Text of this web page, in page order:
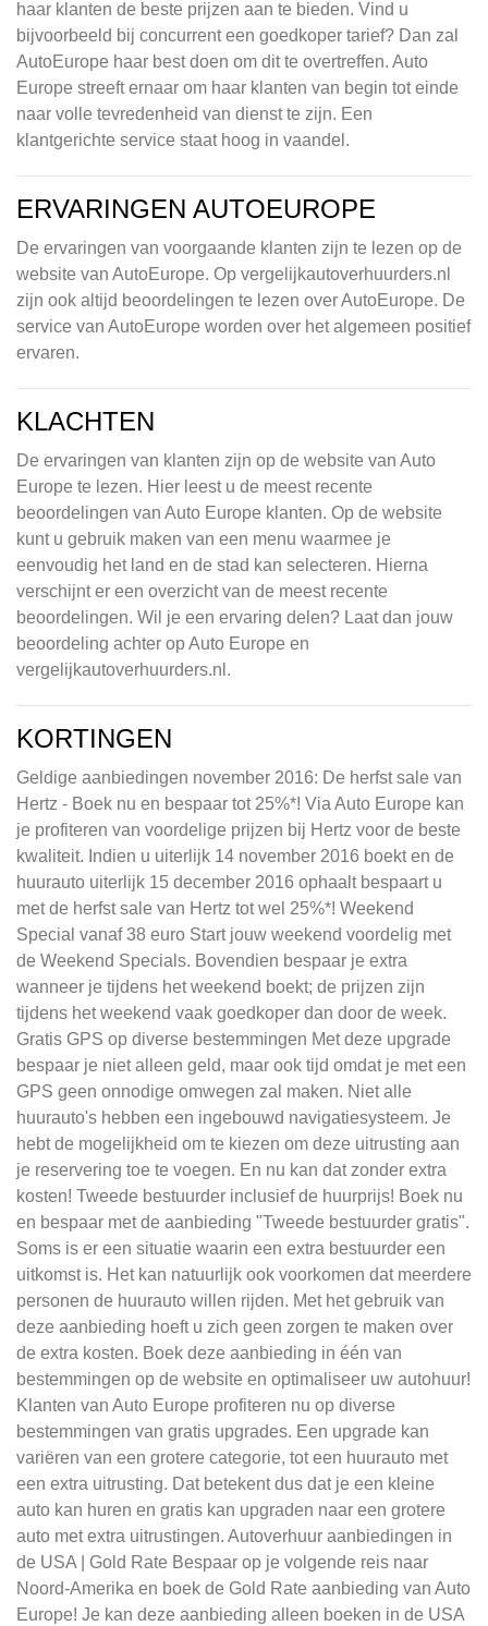
haar klanten de beste prijzen aan te bieden. Vind u
bijvoorbeeld bij concurrent een goedkoper tarief? Dan zal
AutoEurope haar best doen om dit te overtreffen. Auto
Europe streeft ernaar om haar klanten van begin tot einde
naar volle tevredenheid van dienst te zijn. Een
klantgerichte service staat hoog in vaandel.
ERVARINGEN AUTOEUROPE
De ervaringen van voorgaande klanten zijn te lezen op de
website van AutoEurope. Op vergelijkautoverhuurders.nl
zijn ook altijd beoordelingen te lezen over AutoEurope. De
service van AutoEurope worden over het algemeen positief
ervaren.
KLACHTEN
De ervaringen van klanten zijn op de website van Auto
Europe te lezen. Hier leest u de meest recente
beoordelingen van Auto Europe klanten. Op de website
kunt u gebruik maken van een menu waarmee je
eenvoudig het land en de stad kan selecteren. Hierna
verschijnt er een overzicht van de meest recente
beoordelingen. Wil je een ervaring delen? Laat dan jouw
beoordeling achter op Auto Europe en
vergelijkautoverhuurders.nl.
KORTINGEN
Geldige aanbiedingen november 2016: De herfst sale van
Hertz - Boek nu en bespaar tot 25%*! Via Auto Europe kan
je profiteren van voordelige prijzen bij Hertz voor de beste
kwaliteit. Indien u uiterlijk 14 november 2016 boekt en de
huurauto uiterlijk 15 december 2016 ophaalt bespaart u
met de herfst sale van Hertz tot wel 25%*! Weekend
Special vanaf 38 euro Start jouw weekend voordelig met
de Weekend Specials. Bovendien bespaar je extra
wanneer je tijdens het weekend boekt; de prijzen zijn
tijdens het weekend vaak goedkoper dan door de week.
Gratis GPS op diverse bestemmingen Met deze upgrade
bespaar je niet alleen geld, maar ook tijd omdat je met een
GPS geen onnodige omwegen zal maken. Niet alle
huurauto's hebben een ingebouwd navigatiesysteem. Je
hebt de mogelijkheid om te kiezen om deze uitrusting aan
je reservering toe te voegen. En nu kan dat zonder extra
kosten! Tweede bestuurder inclusief de huurprijs! Boek nu
en bespaar met de aanbieding "Tweede bestuurder gratis".
Soms is er een situatie waarin een extra bestuurder een
uitkomst is. Het kan natuurlijk ook voorkomen dat meerdere
personen de huurauto willen rijden. Met het gebruik van
deze aanbieding hoeft u zich geen zorgen te maken over
de extra kosten. Boek deze aanbieding in één van
bestemmingen op de website en optimaliseer uw autohuur!
Klanten van Auto Europe profiteren nu op diverse
bestemmingen van gratis upgrades. Een upgrade kan
variëren van een grotere categorie, tot een huurauto met
een extra uitrusting. Dat betekent dus dat je een kleine
auto kan huren en gratis kan upgraden naar een grotere
auto met extra uitrustingen. Autoverhuur aanbiedingen in
de USA | Gold Rate Bespaar op je volgende reis naar
Noord-Amerika en boek de Gold Rate aanbieding van Auto
Europe! Je kan deze aanbieding alleen boeken in de USA